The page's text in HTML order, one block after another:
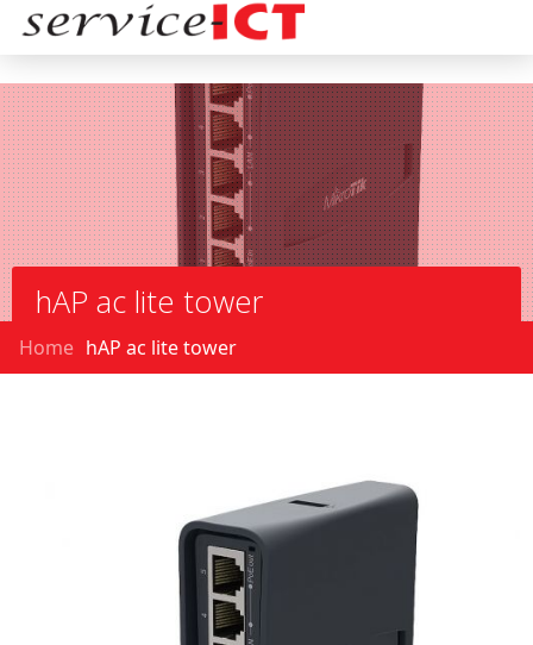
hAP ac lite tower
Home hAP ac lite tower